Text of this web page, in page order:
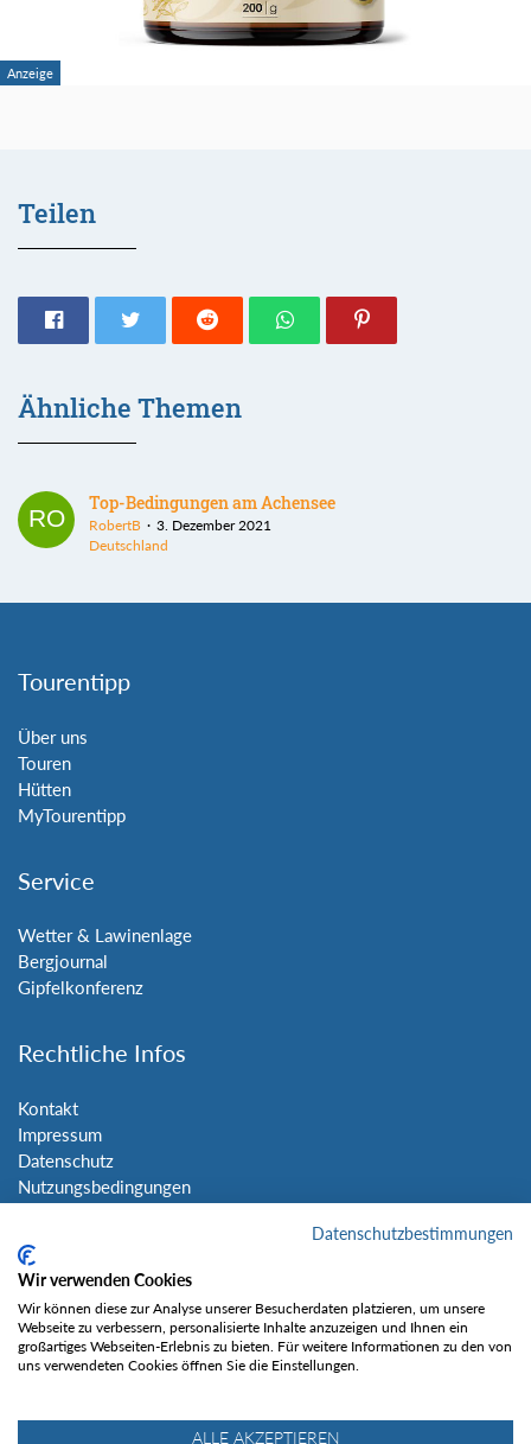
Teilen
Ähnliche Themen
Top-Bedingungen am Achensee
RobertB
3. Dezember 2021
Deutschland
Tourentipp
Über uns
Touren
Hütten
MyTourentipp
Service
Wetter & Lawinenlage
Bergjournal
Gipfelkonferenz
Rechtliche Infos
Kontakt
Impressum
Datenschutz
Nutzungsbedingungen
Social Media
Gefällt mir
Datenschutzbestimmungen
Wir verwenden Cookies
Wir können diese zur Analyse unserer Besucherdaten platzieren, um unsere
Webseite zu verbessern, personalisierte Inhalte anzuzeigen und Ihnen ein
großartiges Webseiten-Erlebnis zu bieten. Für weitere Informationen zu den von
uns verwendeten Cookies öffnen Sie die Einstellungen.
ALLE AKZEPTIEREN